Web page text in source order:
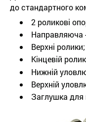
до стандартного
2 роликові
Направляюча
Верхні ролики;
Кінцевій
Нижній
Верхній
Заглушка для